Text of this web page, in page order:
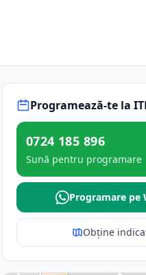
Programează-te la
0724 185 896
Sună pentru programare
Programare pe
Obține